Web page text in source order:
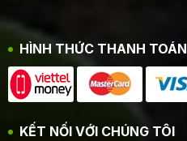
HÌNH THỨC THANH TOÁN
KẾT NỐI VỚI CHÚNG TÔI